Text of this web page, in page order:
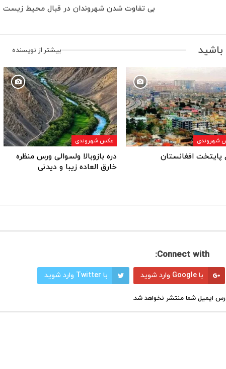
بی تفاوت شدن شهروندان در قبال محیط زیست
بیشتر از نویسنده
شهروندی
پایتخت افغانستان
عکس شهروندی
دره بازوبالا ولسوالی ورس منظره
خارق العاده زیبا و دیدنی
Connect with:
با Google وارد شوید با Twitter وارد شوید
ایمیل شما منتشر نخواهد شد.